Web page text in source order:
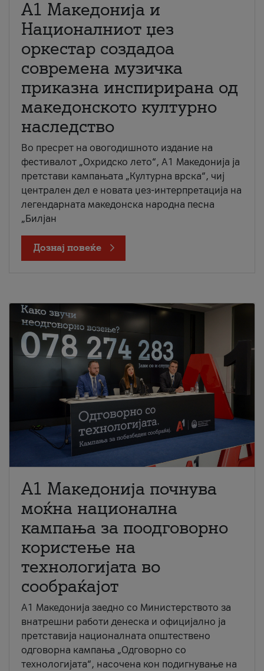
А1 Македонија и
Националниот џез
оркестар создадоа
современа музичка
приказна инспирирана од
македонското културно
наследство
Во пресрет на овогодишното издание на
фестивалот „Охридско лето“, А1 Македонија ја
претстави кампањата „Културна врска“, чиј
централен дел е новата џез-интерпретација на
легендарната македонска народна песна
„Билјан
Дознај повеќе
A1 Македонија почнува
моќна национална
кампања за поодговорно
користење на
технологијата во
сообраќајот
A1 Македонија заедно со Министерството за
внатрешни работи денеска и официјално ја
претставија националната општествено
одговорна кампања „Одговорно со
технологијата“, насочена кон подигнување на